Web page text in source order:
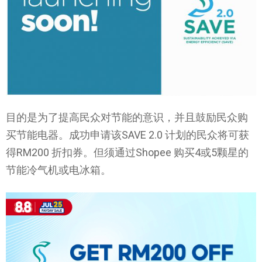
目的是为了提高民众对节能的意识，并且鼓励民众购
买节能电器。成功申请该SAVE 2.0 计划的民众将可获
得RM200 折扣券。但须通过Shopee 购买4或5颗星的
节能冷气机或电冰箱。